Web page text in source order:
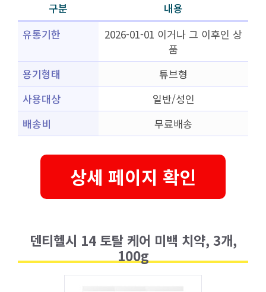
구분
내용
유통기한
2026-01-01 이거나 그 이후인 상
품
용기형태
튜브형
사용대상
일반/성인
배송비
무료배송
상세 페이지 확인
덴티헬시 14 토탈 케어 미백 치약, 3개,
100g